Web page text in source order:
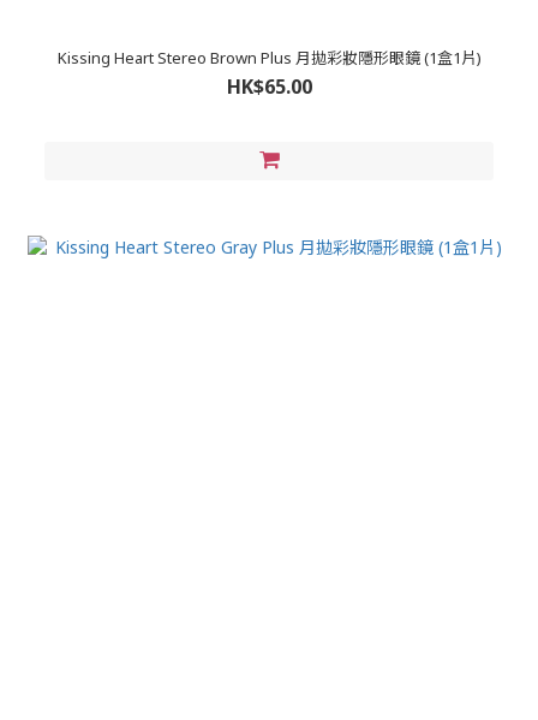
Kissing Heart Stereo Brown Plus 月拋彩妝隱形眼鏡 (1盒1片)
HK$65.00